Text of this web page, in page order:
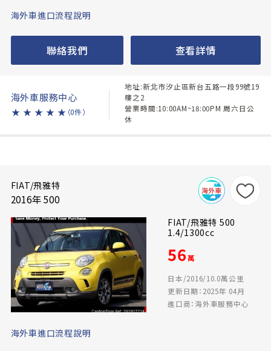
海外車進口流程說明
聯絡我們 查看詳情
海外車服務中心
★ ★ ★ ★ ★ （0件）
地址:新北市汐止區新台五路一段99號19
樓之2
營業時間:10:00AM~18:00PM 周六日公
休
FIAT/飛雅特
2016年 500
FIAT/飛雅特 500
1.4/1300cc
56萬
日本/2016/10.0萬公里
更新日期：2025年 04月
進口商：海外車服務中心
海外車進口流程說明